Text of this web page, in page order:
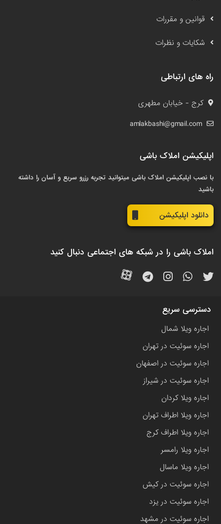
قوانین و مقررات
شکایات و نظرات
راه های ارتباطی
کرج - خیابان مطهری
amlakbashi@gmail.com
اپلیکیشن املاک باشی
با نصب اپلیکیشن املاک باشی میتوانید تجربه رزرو سریع و آسان را داشته
باشید
دانلود اپلیکیشن
املاک باشی را در شبکه های اجتماعی دنبال کنید
دسترسی سریع
اجاره ویلا شمال
اجاره سوئیت در تهران
اجاره سوئیت در اصفهان
اجاره سوئیت در شیراز
اجاره ویلا کردان
اجاره ویلا اطراف تهران
اجاره ویلا اطراف کرج
اجاره ویلا رامسر
اجاره ویلا ماسال
اجاره سوئیت در کیش
اجاره سوئیت در یزد
اجاره سوئیت در مشهد